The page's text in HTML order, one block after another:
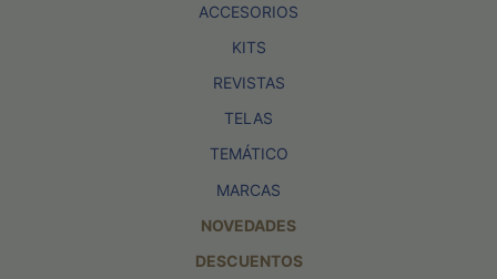
ACCESORIOS
KITS
REVISTAS
TELAS
TEMÁTICO
MARCAS
NOVEDADES
DESCUENTOS